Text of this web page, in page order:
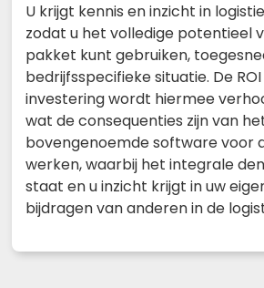
U krijgt kennis en inzicht in
zodat u het volledige potentieel
pakket kunt gebruiken,
bedrijfsspecifieke situatie. De
investering wordt hiermee
wat de consequenties zijn van
bovengenoemde software voor
werken, waarbij het integrale
staat en u inzicht krijgt in uw
bijdragen van anderen in de